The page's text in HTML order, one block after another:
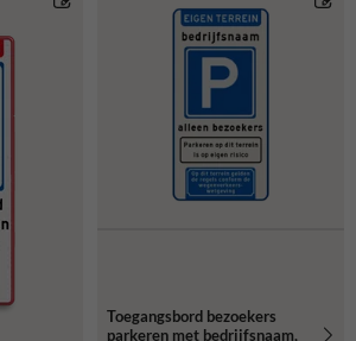
Toegangsbord bezoekers
parkeren met bedrijfsnaam,